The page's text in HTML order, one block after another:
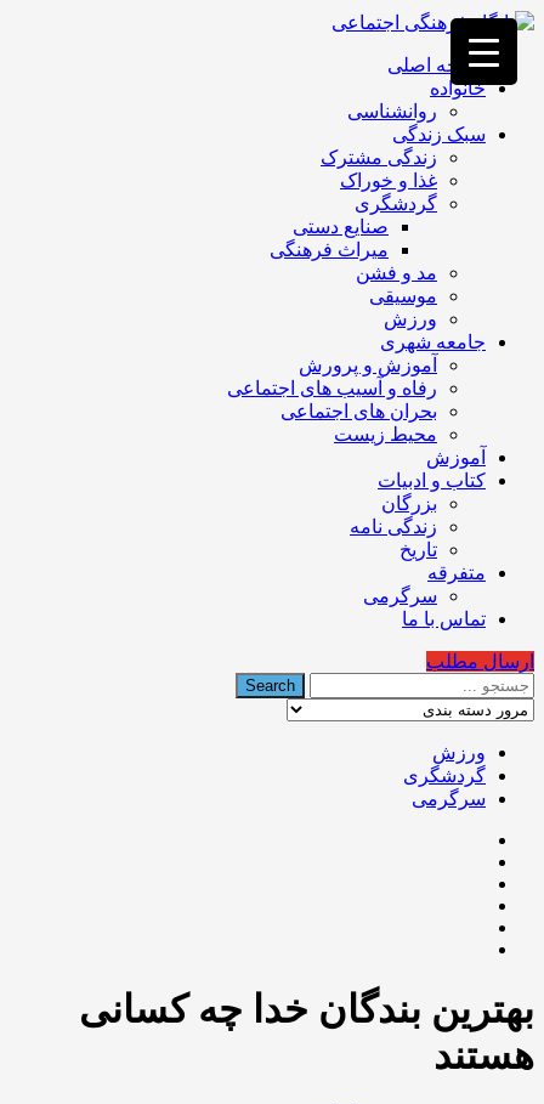
فصد
خون
غرب
تهران
خشکشویی
تصفیه
تهران
صفحه اصلی
خانواده
روانشناسی
سبک زندگی
زندگی مشترک
غذا و خوراک
گردشگری
صنایع دستی
میراث فرهنگی
مد و فشن
موسیقی
ورزش
جامعه شهری
آموزش و پرورش
رفاه و آسیب های اجتماعی
بحران های اجتماعی
محیط زیست
آموزش
کتاب و ادبیات
بزرگان
زندگی نامه
تاریخ
متفرقه
سرگرمی
تماس با ما
ارسال مطلب
ورزش
گردشگری
سرگرمی
بهترين بندگان خدا چه کسانی
هستند